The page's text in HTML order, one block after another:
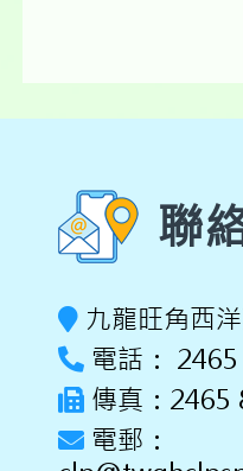
聯
九龍旺角西
電話：
傳真：2465
電郵：